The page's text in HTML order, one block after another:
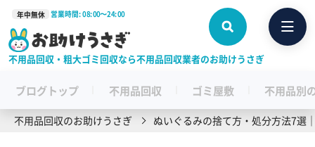
年中無休 営業時間: 08:00〜24:00
不用品回収・粗大ゴミ回収なら不用品回収業者のお助けうさぎ
ブログトップ 不用品回収 ゴミ屋敷 不用品別
不用品回収のお助けうさぎ ぬいぐるみの捨て方・処分方法7選